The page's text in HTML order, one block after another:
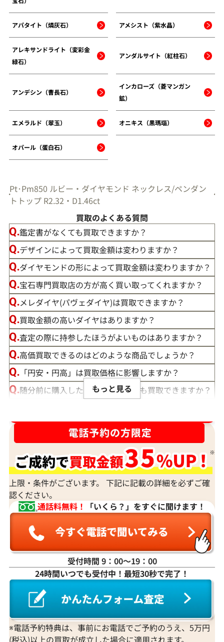
アパタイト（燐灰石） アメシスト（紫水晶）
アレキサンドライト（変彩金
緑石）
アンダルサイト（紅柱石）
アンデシン（曹長石）
インカローズ（菱マンガン
鉱）
エメラルド（翠玉） オニキス（黒瑪瑙）
オパール（蛋白石）
Pt･Pm850 ルビー・ダイヤモンド ネックレス/ペンダン
トトップ R2.32・D1.46ct
買取のよくある質問
鑑定書がなくても買取できますか？
デザインによって買取金額は変わりますか？
ダイヤモンドの形によって買取金額は変わりますか？
宝石専門買取店の方が高く買い取ってくれますか？
メレダイヤ(パヴェダイヤ)は買取できますか？
買取金額の高いダイヤはありますか？
査定の際に持参したほうがよいものはありますか？
高価買取できるのはどのような商品でしょうか？
「円安・円高」は買取価格に影響しますか？
随分前に購入したダイヤモンドでも買取できますか？
宝石の大きさは買取価格に影響する？
ダイヤモンドの買取価格には、どんなことが影響しま
すか？
身分証明書がなぜ必要？
もっと見る
上限・条件がございます。 下記に記載の詳細を必ずご確
認ください。
通話料無料！
「いくら？」をすぐに聞けます！
受付時間 9：00〜19：00
24時間いつでも受付中！最短30秒で完了！
※電話予約特典は、事前にお電話でご予約のうえ、5万円
(税込)以上の買取が成立した場合に適用されます。